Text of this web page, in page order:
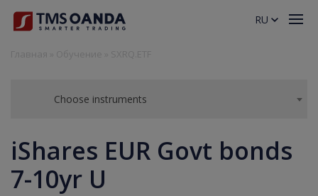
Choose instruments
iShares EUR Govt bonds
7-10yr U
RU